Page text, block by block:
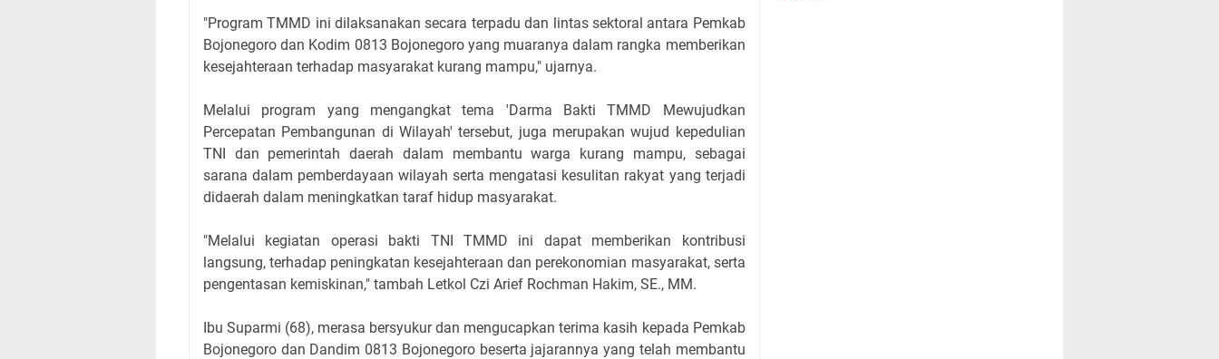
"Program TMMD ini dilaksanakan secara terpadu dan lintas sektoral antara Pemkab
Bojonegoro dan Kodim 0813 Bojonegoro yang muaranya dalam rangka memberikan
kesejahteraan terhadap masyarakat kurang mampu," ujarnya.
Melalui program yang mengangkat tema 'Darma Bakti TMMD Mewujudkan
Percepatan Pembangunan di Wilayah' tersebut, juga merupakan wujud kepedulian
TNI dan pemerintah daerah dalam membantu warga kurang mampu, sebagai
sarana dalam pemberdayaan wilayah serta mengatasi kesulitan rakyat yang terjadi
didaerah dalam meningkatkan taraf hidup masyarakat.
"Melalui kegiatan operasi bakti TNI TMMD ini dapat memberikan kontribusi
langsung, terhadap peningkatan kesejahteraan dan perekonomian masyarakat, serta
pengentasan kemiskinan," tambah Letkol Czi Arief Rochman Hakim, SE., MM.
Ibu Suparmi (68), merasa bersyukur dan mengucapkan terima kasih kepada Pemkab
Bojonegoro dan Dandim 0813 Bojonegoro beserta jajarannya yang telah membantu